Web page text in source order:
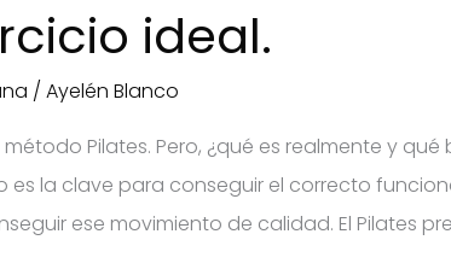
ideal.
/ Ayelén Blanco
Pilates. Pero, ¿qué es realmente y
es la clave para conseguir el correcto
ese movimiento de calidad. El Pilates